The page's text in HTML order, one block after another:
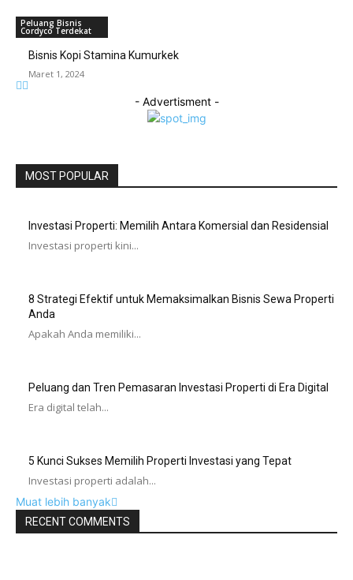
Peluang Bisnis
Cordyco Terdekat
Bisnis Kopi Stamina Kumurkek
Maret 1, 2024
- Advertisment -
MOST POPULAR
Investasi Properti: Memilih Antara Komersial dan Residensial
Investasi properti kini...
8 Strategi Efektif untuk Memaksimalkan Bisnis Sewa Properti
Anda
Apakah Anda memiliki...
Peluang dan Tren Pemasaran Investasi Properti di Era Digital
Era digital telah...
5 Kunci Sukses Memilih Properti Investasi yang Tepat
Investasi properti adalah...
Muat lebih banyak
RECENT COMMENTS